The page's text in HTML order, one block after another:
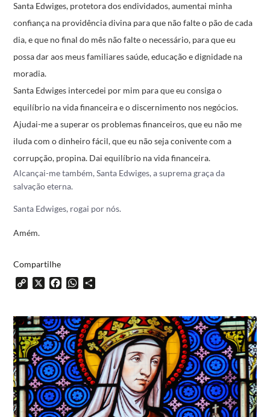
Santa Edwiges, protetora dos endividados, aumentai minha
confiança na providência divina para que não falte o pão de cada
dia, e que no final do mês não falte o necessário, para que eu
possa dar aos meus familiares saúde, educação e dignidade na
moradia.
Santa Edwiges intercedei por mim para que eu consiga o
equilíbrio na vida financeira e o discernimento nos negócios.
Ajudai-me a superar os problemas financeiros, que eu não me
iluda com o dinheiro fácil, que eu não seja conivente com a
corrupção, propina. Dai equilíbrio na vida financeira.
Alcançai-me também, Santa Edwiges, a suprema graça da
salvação eterna.
Santa Edwiges, rogai por nós.
Amém.
Compartilhe
Copy X FacebookWhatsApp